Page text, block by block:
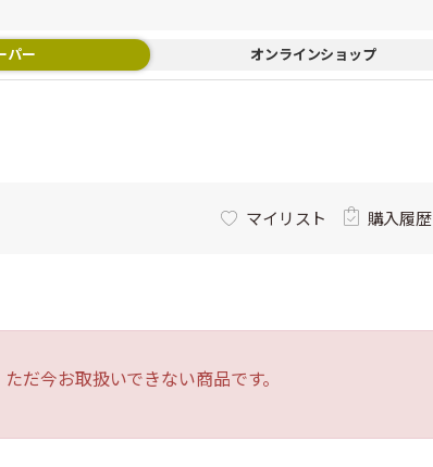
パー オンラインショップ
マイリスト 購入履歴
だ今お取扱いできない商品です。